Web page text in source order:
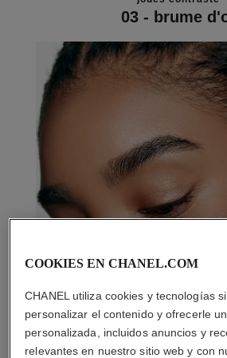
03 - brume
COOKIES EN CHANEL.COM
CHANEL utiliza cookies y tecnologías
personalizar el contenido y ofrecerle
personalizada, incluidos anuncios y
relevantes en nuestro sitio web y con